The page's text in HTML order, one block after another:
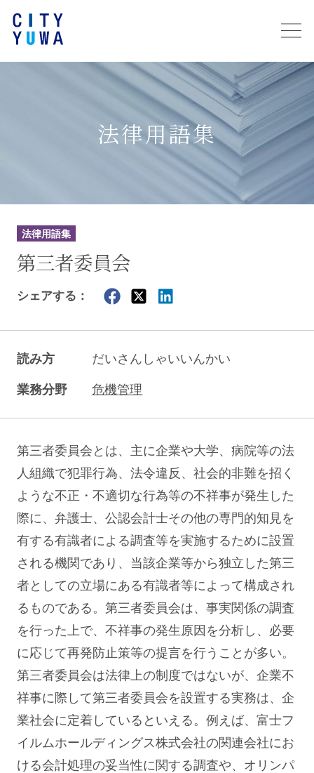
法律用語集
法律用語集
第三者委員会
シェアする：
読み方 だいさんしゃいいんかい
業務分野 危機管理
第三者委員会とは、主に企業や大学、病院等の法
人組織で犯罪行為、法令違反、社会的非難を招く
ような不正・不適切な行為等の不祥事が発生した
際に、弁護士、公認会計士その他の専門的知見を
有する有識者による調査等を実施するために設置
される機関であり、当該企業等から独立した第三
者としての立場にある有識者等によって構成され
るものである。第三者委員会は、事実関係の調査
を行った上で、不祥事の発生原因を分析し、必要
に応じて再発防止策等の提言を行うことが多い。
第三者委員会は法律上の制度ではないが、企業不
祥事に際して第三者委員会を設置する実務は、企
業社会に定着しているといえる。例えば、富士フ
イルムホールディングス株式会社の関連会社にお
ける会計処理の妥当性に関する調査や、オリンパ